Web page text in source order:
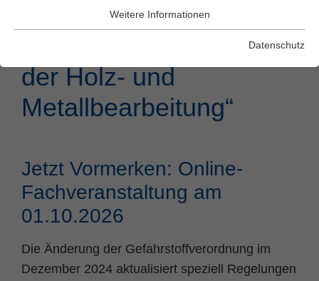
„Aktuelle
Gefahrstoffthemen bei
der Holz- und
Metallbearbeitung“
Jetzt Vormerken: Online-
Fachveranstaltung am
01.10.2026
Die Änderung der Gefahrstoffverordnung im
Dezember 2024 aktualisiert speziell Regelungen
Essentielle Cookies werden für grundlegende Funktionen der
Webseite einwandfrei funktioniert.
Name fe_typo_user
Laufzeit Session
Dieses Cookie ist ein Standard-Session-
Cookie von TYPO3. Es speichert im Falle
eines Benutzer-Logins die Session ID
wiedererkannt wird, um ihm Zugang zu
geschützten Bereichen zu gewähren.
Cookie-Informationen
Weitere Informationen
Datenschutz